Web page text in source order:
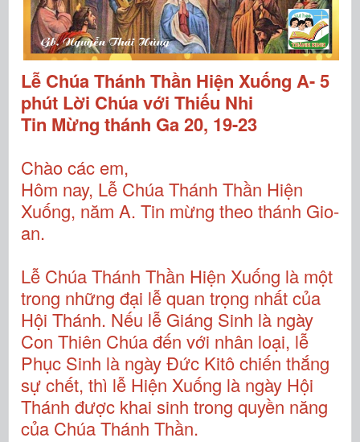
Lễ Chúa Thánh Thần Hiện Xuống A- 5
phút Lời Chúa với Thiếu Nhi
Tin Mừng thánh Ga 20, 19-23
Chào các em,
Hôm nay, Lễ Chúa Thánh Thần Hiện
Xuống, năm A. Tin mừng theo thánh Gio-
an.
Lễ Chúa Thánh Thần Hiện Xuống là một
trong những đại lễ quan trọng nhất của
Hội Thánh. Nếu lễ Giáng Sinh là ngày
Con Thiên Chúa đến với nhân loại, lễ
Phục Sinh là ngày Đức Kitô chiến thắng
sự chết, thì lễ Hiện Xuống là ngày Hội
Thánh được khai sinh trong quyền năng
của Chúa Thánh Thần.